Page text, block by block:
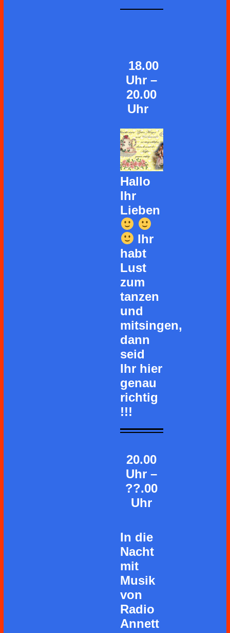
18.00
Uhr –
20.00
Uhr
Hallo
Ihr
Lieben
Ihr
habt
Lust
zum
tanzen
und
mitsingen,
dann
seid
Ihr hier
genau
richtig
!!!
20.00
Uhr –
??.00
Uhr
In die
Nacht
mit
Musik
von
Radio
Annett